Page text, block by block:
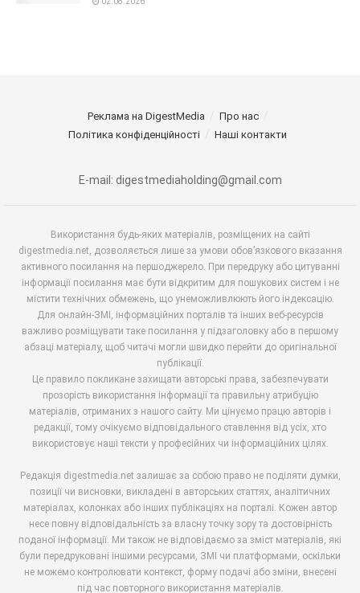
Реклама на DigestMedia
Про нас
Політика конфіденційності
Наші контакти
E-mail: digestmediaholding@gmail.com
Використання будь-яких матеріалів, розміщених на сайті
digestmedia.net, дозволяється лише за умови обов’язкового вказання
активного посилання на першоджерело. При передруку або цитуванні
інформації посилання має бути відкритим для пошукових систем і не
містити технічних обмежень, що унеможливлюють його індексацію.
Для онлайн-ЗМІ, інформаційних порталів та інших веб-ресурсів
важливо розміщувати таке посилання у підзаголовку або в першому
абзаці матеріалу, щоб читачі могли швидко перейти до оригінальної
публікації.
Це правило покликане захищати авторські права, забезпечувати
прозорість використання інформації та правильну атрибуцію
матеріалів, отриманих з нашого сайту. Ми цінуємо працю авторів і
редакції, тому очікуємо відповідального ставлення від усіх, хто
використовує наші тексти у професійних чи інформаційних цілях.
Редакція digestmedia.net залишає за собою право не поділяти думки,
позиції чи висновки, викладені в авторських статтях, аналітичних
матеріалах, колонках або інших публікаціях на порталі. Кожен автор
несе повну відповідальність за власну точку зору та достовірність
поданої інформації. Ми також не відповідаємо за зміст матеріалів, які
були передруковані іншими ресурсами, ЗМІ чи платформами, оскільки
не можемо контролювати контекст, форму подачі або зміни, внесені
під час повторного використання матеріалів.